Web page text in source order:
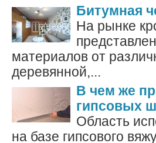
Битумная
На рынке
материалов от
деревянной,...
В чем же
гипсовых
Область
на базе гипсового